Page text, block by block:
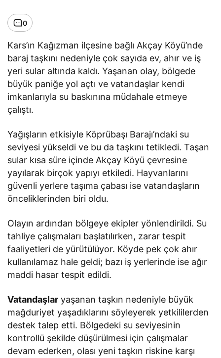
0
Kars’ın Kağızman ilçesine bağlı Akçay Köyü’nde
baraj taşkını nedeniyle çok sayıda ev, ahır ve iş
yeri sular altında kaldı. Yaşanan olay, bölgede
büyük paniğe yol açtı ve vatandaşlar kendi
imkanlarıyla su baskınına müdahale etmeye
çalıştı.
Yağışların etkisiyle Köprübaşı Barajı’ndaki su
seviyesi yükseldi ve bu da taşkını tetikledi. Taşan
sular kısa süre içinde Akçay Köyü çevresine
yayılarak birçok yapıyı etkiledi. Hayvanlarını
güvenli yerlere taşıma çabası ise vatandaşların
önceliklerinden biri oldu.
Olayın ardından bölgeye ekipler yönlendirildi. Su
tahliye çalışmaları başlatılırken, zarar tespit
faaliyetleri de yürütülüyor. Köyde pek çok ahır
kullanılamaz hale geldi; bazı iş yerlerinde ise ağır
maddi hasar tespit edildi.
Vatandaşlar yaşanan taşkın nedeniyle büyük
mağduriyet yaşadıklarını söyleyerek yetkililerden
destek talep etti. Bölgedeki su seviyesinin
kontrollü şekilde düşürülmesi için çalışmalar
devam ederken, olası yeni taşkın riskine karşı